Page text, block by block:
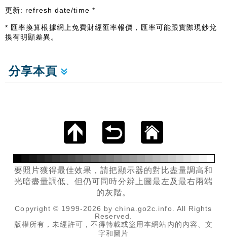
更新: refresh date/time *
* 匯率換算根據網上免費財經匯率報價，匯率可能跟實際現鈔兌
換有明顯差異。
分享本頁
要照片獲得最佳效果，請把顯示器的對比盡量調高和
光暗盡量調低、但仍可同時分辨上圖最左及最右兩端
的灰階。
Copyright © 1999-2026 by china.go2c.info. All Rights
Reserved.
版權所有，未經許可，不得轉載或盜用本網站內的內容、文
字和圖片